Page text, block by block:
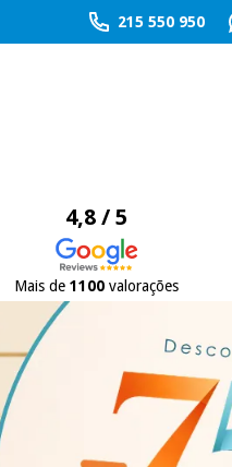
215 550 950
4,8 / 5
Mais de 1100valorações